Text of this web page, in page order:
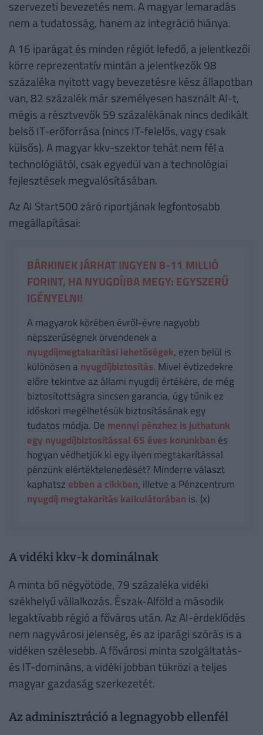
szervezeti bevezetés nem. A magyar lemaradás
nem a tudatosság, hanem az integráció hiánya.
A 16 iparágat és minden régiót lefedő, a jelentkezői
körre reprezentatív mintán a jelentkezők 98
százaléka nyitott vagy bevezetésre kész állapotban
van, 82 százalék már személyesen használt AI-t,
mégis a résztvevők 59 százalékának nincs dedikált
belső IT-erőforrása (nincs IT-felelős, vagy csak
külsős). A magyar kkv-szektor tehát nem fél a
technológiától, csak egyedül van a technológiai
fejlesztések megvalósításában.
Az AI Start500 záró riportjának legfontosabb
megállapításai:
BÁRKINEK JÁRHAT INGYEN 8-11 MILLIÓ
FORINT, HA NYUGDÍJBA MEGY: EGYSZERŰ
IGÉNYELNI!
A magyarok körében évről-évre nagyobb
népszerűségnek örvendenek a
nyugdíjmegtakarítási lehetőségek, ezen belül is
különösen a nyugdíjbiztosítás. Mivel évtizedekre
előre tekintve az állami nyugdíj értékére, de még
biztosítottságra sincsen garancia, úgy tűnik ez
időskori megélhetésük biztosításának egy
tudatos módja. De mennyi pénzhez is juthatunk
egy nyugdíjbiztosítással 65 éves korunkban és
hogyan védhetjük ki egy ilyen megtakarítással
pénzünk elértéktelenedését? Minderre választ
kaphatsz ebben a cikkben, illetve a Pénzcentrum
nyugdíj megtakarítás kalkulátorában is. (x)
A vidéki kkv-k dominálnak
A minta bő négyötöde, 79 százaléka vidéki
székhelyű vállalkozás. Észak-Alföld a második
legaktívabb régió a főváros után. Az AI-érdeklődés
nem nagyvárosi jelenség, és az iparági szórás is a
vidéken szélesebb. A fővárosi minta szolgáltatás-
és IT-domináns, a vidéki jobban tükrözi a teljes
magyar gazdaság szerkezetét.
Az adminisztráció a legnagyobb ellenfél